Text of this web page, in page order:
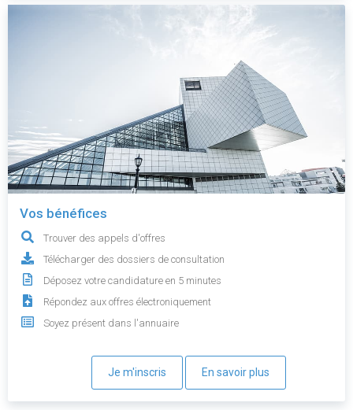
Vos bénéfices
Trouver des appels d'offres
Télécharger des dossiers de consultation
Déposez votre candidature en 5 minutes
Répondez aux offres électroniquement
Soyez présent dans l'annuaire
Je m'inscris En savoir plus